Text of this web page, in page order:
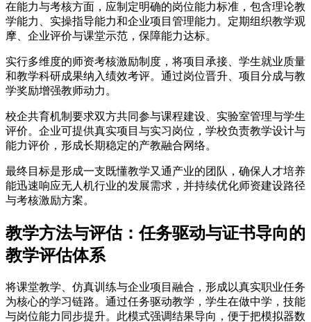
在能力与考核方面，应制定明确的岗位能力标准，包含理论教
学能力、实操指导能力和企业项目管理能力。定期组织教学观
摩、企业评价与课堂示范，保障能力达标。
实行多维度的师资考核激励制度，将项目承接、学生就业质量
和教学科研成果纳入绩效考评。通过岗位晋升、项目分成与教
学奖励增强教师动力。
校企共育机制要求双方共同参与课程建设、实验室管理与学生
评价。企业可提供真实项目与实习岗位，学校负责教学设计与
能力评价，形成长期稳定的产教融合网络。
最终目标是形成一支既懂教学又通产业的团队，确保人才培养
能迅速响应无人机行业的发展需求，并持续优化师资建设路径
与考核激励方案。
教学方法与评估：任务驱动与证书导向的
教学评估体系
将课堂教学、仿真训练与企业项目融合，形成以真实职业任务
为核心的学习链路。通过任务驱动教学，学生在做中学，技能
与岗位能力同步提升。此模式强调结果导向，便于把模拟器数